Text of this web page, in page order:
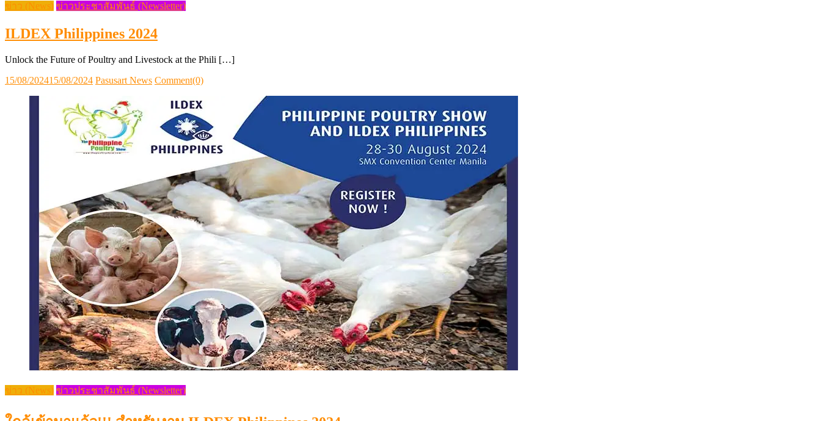
ข่าว (News) ข่าวประชาสัมพันธ์ (Newsletter)
ILDEX Philippines 2024
Unlock the Future of Poultry and Livestock at the Phili […]
Posted
15/08/202415/08/2024 Author
Pasusart News Comment(0)
ข่าว (News) ข่าวประชาสัมพันธ์ (Newsletter)